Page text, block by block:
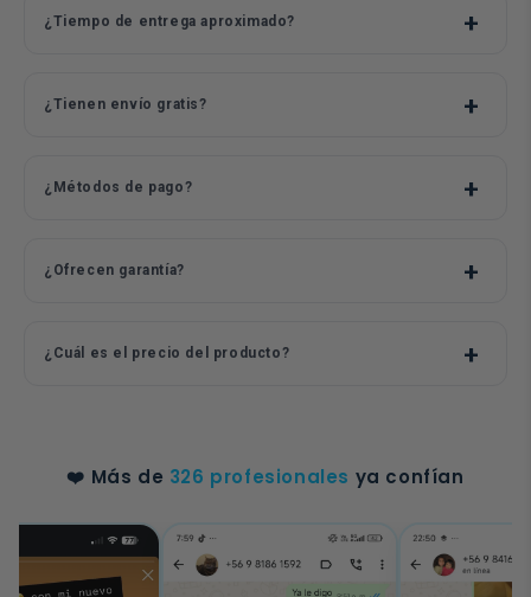
¿Tiempo de entrega aproximado?
¿Tienen envío gratis?
¿Métodos de pago?
¿Ofrecen garantía?
¿Cuál es el precio del producto?
❤️ Más de 326 profesionales ya confían